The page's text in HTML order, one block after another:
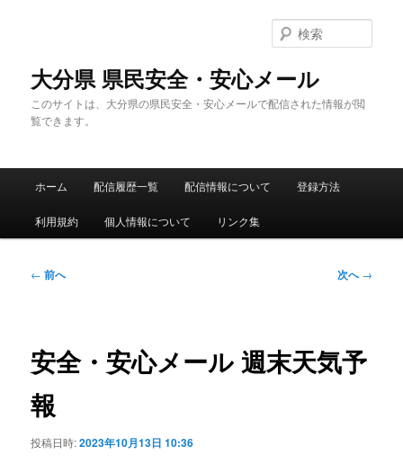
大分県 県民安全・安心メール
このサイトは、大分県の県民安全・安心メールで配信された情報が閲
覧できます。
索
メ
ホーム 配信履歴一覧 配信情報について 登録方法
利用規約 個人情報について リンク集
投
ゲ
ー
ョ
ン
← 前へ 次へ→
安全・安心メール 週末天気予
報
投稿日時:2023年10月13日 10:36